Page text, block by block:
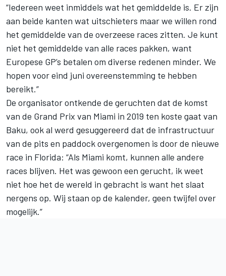
“Iedereen weet inmiddels wat het gemiddelde is. Er zijn
aan beide kanten wat uitschieters maar we willen rond
het gemiddelde van de overzeese races zitten. Je kunt
niet het gemiddelde van alle races pakken, want
Europese GP’s betalen om diverse redenen minder. We
hopen voor eind juni overeenstemming te hebben
bereikt.”
De organisator ontkende de geruchten dat de komst
van de Grand Prix van Miami in 2019 ten koste gaat van
Baku, ook al werd gesuggereerd dat de infrastructuur
van de pits en paddock overgenomen is door de nieuwe
race in Florida: “Als Miami komt, kunnen alle andere
races blijven. Het was gewoon een gerucht, ik weet
niet hoe het de wereld in gebracht is want het slaat
nergens op. Wij staan op de kalender, geen twijfel over
mogelijk.”